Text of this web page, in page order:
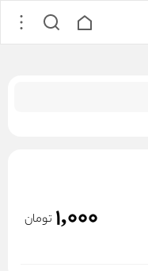
1,000 تومان